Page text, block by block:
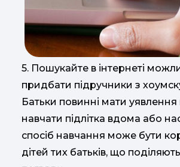
5. Пошукайте в інтернеті
придбати підручники з
Батьки повинні мати уявлення
навчати підлітка вдома або
спосіб навчання може бути
дітей тих батьків, що